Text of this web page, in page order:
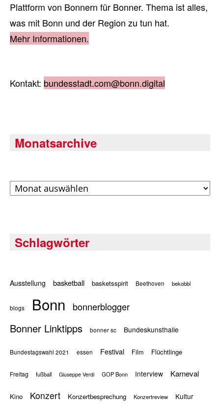
Plattform von Bonnern für Bonner. Thema ist alles,
was mit Bonn und der Region zu tun hat.
Mehr Informationen.
Kontakt: bundesstadt.com@bonn.digital
Monatsarchive
Archiv
Schlagwörter
Ausstellung basketball basketsspirit Beethoven bekobbl
blogs Bonn bonnerblogger
Bonner Linktipps bonner sc Bundeskunsthalle
Bundestagswahl 2021 essen Festival Film Flüchtlinge
Freitag fußball Giuseppe Verdi GOP Bonn Interview Karneval
Kino Konzert Konzertbesprechung Konzertreview Kultur